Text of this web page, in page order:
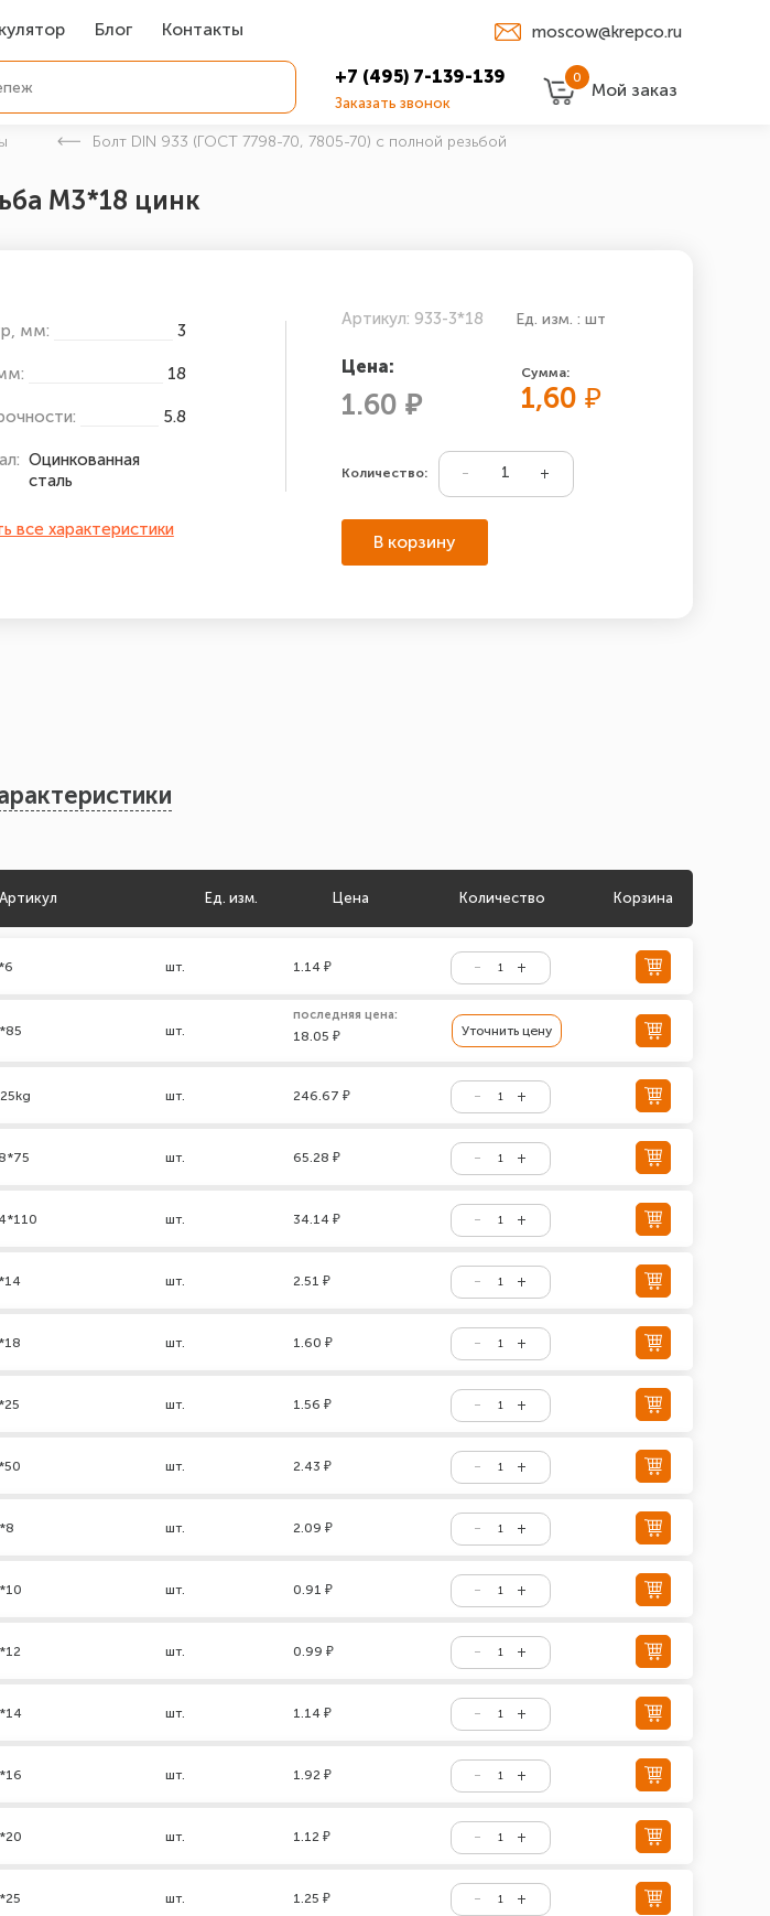
Блог Контакты moscow@krepco.ru
+7 (495) 7-139-139
Заказать звонок
0
Мой заказ
Болт DIN 933 (ГОСТ 7798-70, 7805-70) с полной резьбой
М3*18 цинк
мм: 3
18
5.8
Оцинкованная
сталь
все характеристики
Артикул: 933-3*18 Ед. изм. : шт
Цена:
1.60 ₽
Сумма:
1,60₽
Количество:
В корзину
Артикул Ед. изм. Цена Количество Корзина
шт. 1.14 ₽
шт.
последняя цена:
18.05 ₽ Уточнить цену
шт. 246.67 ₽
шт. 65.28 ₽
шт. 34.14 ₽
шт. 2.51 ₽
шт. 1.60 ₽
шт. 1.56 ₽
шт. 2.43 ₽
шт. 2.09 ₽
шт. 0.91 ₽
шт. 0.99 ₽
шт. 1.14 ₽
шт. 1.92 ₽
шт. 1.12 ₽
шт. 1.25 ₽